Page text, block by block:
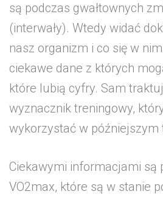
są podczas gwałtownych
(interwały). Wtedy widać
nasz organizm i co się w
ciekawe dane z których
które lubią cyfry. Sam
wyznacznik treningowy,
wykorzystać w późniejszym
Ciekawymi informacjami są
VO2max, które są w stanie